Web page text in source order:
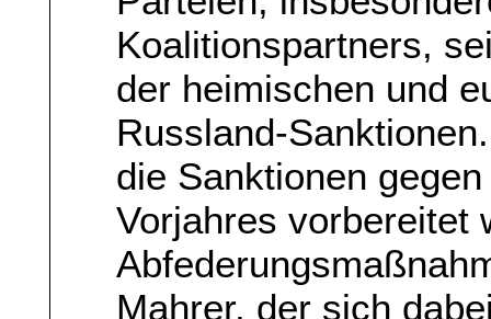
Koalitionspartners,
der heimischen und
Russland-
die Sanktionen
Vorjahres vorbereitet
Mahrer, der sich